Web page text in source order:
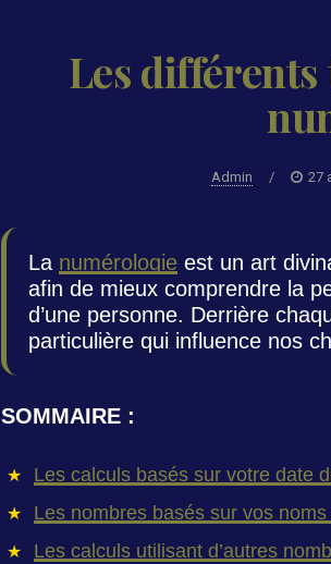
Les différents
Admin / 27
La numérologie est un art
afin de mieux comprendre la
d’une personne. Derrière
particulière qui influence nos
SOMMAIRE :
Les calculs basés sur votre date
Les nombres basés sur vos
Les calculs utilisant d’autres